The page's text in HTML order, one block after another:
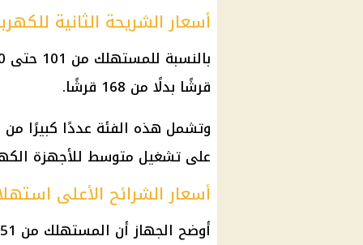
أسعار الشريحة الثانية
قرشًا بدلًا من 168 قرشًا.
وتشمل هذه الفئة عددًا كبيرًا من
على تشغيل متوسط للأجهزة
أسعار الشرائح الأعلى